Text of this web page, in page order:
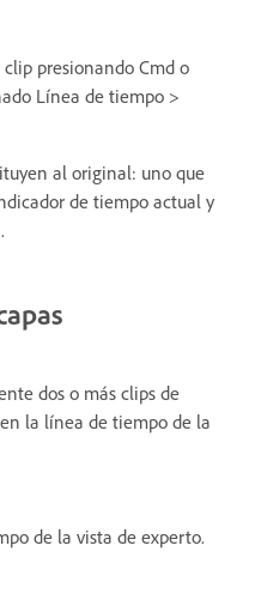
presionando Cmd o
Línea de tiempo >
al original: uno que
de tiempo actual y
dos o más clips de
la línea de tiempo de la
de la vista de experto.